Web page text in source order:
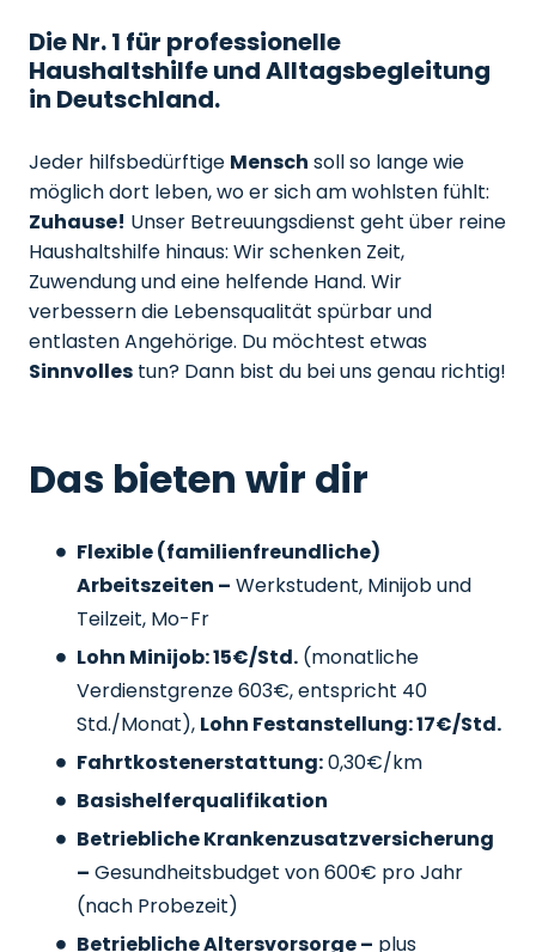
Die Nr. 1 für professionelle
Haushaltshilfe und Alltagsbegleitung
in Deutschland.
Jeder hilfsbedürftige Mensch soll so lange wie
möglich dort leben, wo er sich am wohlsten fühlt:
Zuhause! Unser Betreuungsdienst geht über reine
Haushaltshilfe hinaus: Wir schenken Zeit,
Zuwendung und eine helfende Hand. Wir
verbessern die Lebensqualität spürbar und
entlasten Angehörige. Du möchtest etwas
Sinnvolles tun? Dann bist du bei uns genau richtig!
Das bieten wir dir
Flexible (familienfreundliche)
Arbeitszeiten – Werkstudent, Minijob und
Teilzeit, Mo-Fr
Lohn Minijob: 15€/Std. (monatliche
Verdienstgrenze 603€, entspricht 40
Std./Monat), Lohn Festanstellung: 17€/Std.
Fahrtkostenerstattung:0,30€/km
Basishelferqualifikation
Betriebliche Krankenzusatzversicherung
– Gesundheitsbudget von 600€ pro Jahr
(nach Probezeit)
Betriebliche Altersvorsorge – plus